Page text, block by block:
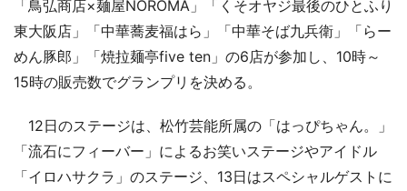
「鳥弘商店×麺屋NOROMA」「くそオヤジ最後のひとふり
東大阪店」「中華蕎麦福はら」「中華そば九兵衛」「らー
めん豚郎」「焼拉麺亭five ten」の6店が参加し、10時～
15時の販売数でグランプリを決める。
12日のステージは、松竹芸能所属の「はっぴちゃん。」
「流石にフィーバー」によるお笑いステージやアイドル
「イロハサクラ」のステージ、13日はスペシャルゲストに